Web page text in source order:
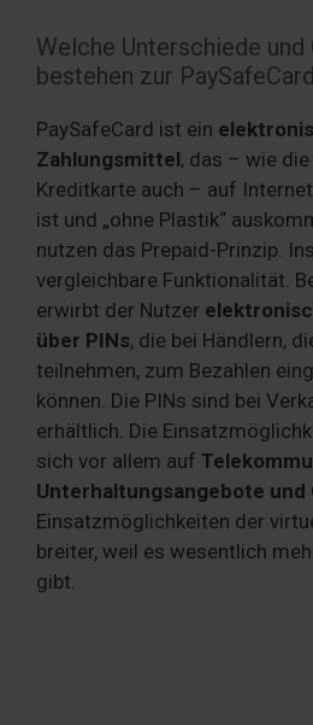
Welche Unterschiede
bestehen zur
PaySafeCard ist ein
Zahlungsmittel, das – wie
Kreditkarte auch – auf
ist und „ohne Plastik“
nutzen das Prepaid-Prinzip.
vergleichbare Funktionalität.
erwirbt der Nutzer
über PINs, die bei Händlern,
teilnehmen, zum Bezahlen
können. Die PINs sind bei
erhältlich. Die
sich vor allem auf
Unterhaltungsangebote und
Einsatzmöglichkeiten der
breiter, weil es wesentlich
gibt.